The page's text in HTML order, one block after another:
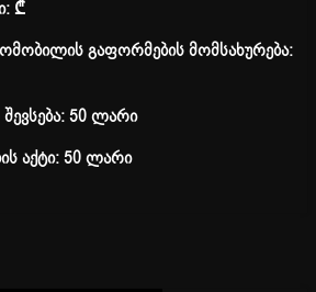
₾
გაფორმების მომსახურება:
50 ლარი
აქტი: 50 ლარი